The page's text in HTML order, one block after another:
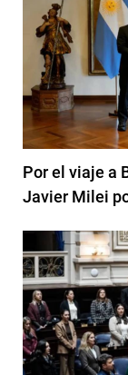
Por el viaje a
Javier Milei